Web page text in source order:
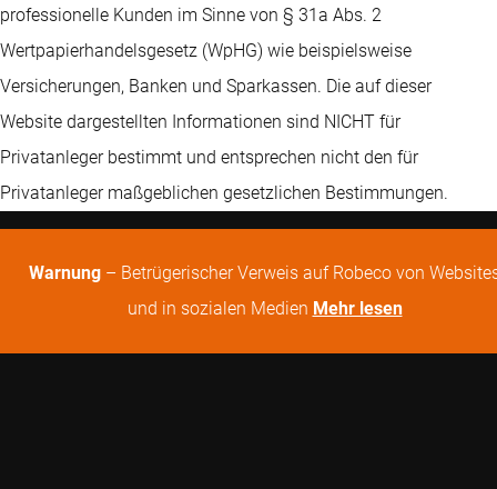
professionelle Kunden im Sinne von § 31a Abs. 2
Wertpapierhandelsgesetz (WpHG) wie beispielsweise
Versicherungen, Banken und Sparkassen. Die auf dieser
Website dargestellten Informationen sind NICHT für
Privatanleger bestimmt und entsprechen nicht den für
Privatanleger maßgeblichen gesetzlichen Bestimmungen.
Warnung – Betrügerischer Verweis auf Robeco von
und in sozialen Medien Mehr lesen